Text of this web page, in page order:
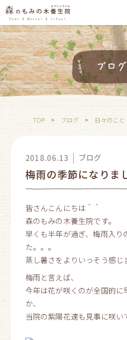
ブログ
TOP > ブログ > 日々のこと
2018.06.13 ブログ
梅雨の季節になりま
皆さんこんにちは＾＾
森のもみの木養生院です。
早くも半年が過ぎ、梅雨入り
た。。。
蒸し暑さをよりいっそう感
梅雨と言えば、
今年は花が咲くのが全国的に
か、
当院の紫陽花達も見事に咲い